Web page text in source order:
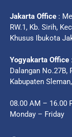
Jakarta Office :
RW.1, Kb. Sirih,
Khusus Ibukota
Yogyakarta Office
Dalangan No.27B,
Kabupaten
08.00 AM – 16.00
Monday – Friday